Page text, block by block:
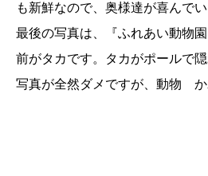
も新鮮なので、奥様達が喜んでい
最後の写真は、『ふれあい動物
前がタカです。タカがポールで
写真が全然ダメですが、動物 か